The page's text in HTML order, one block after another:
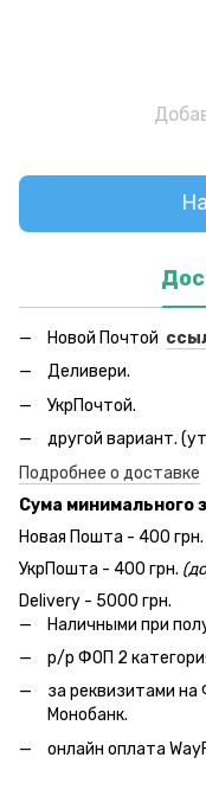
Новой Почтой
Деливери.
УкрПочтой.
другой вариант.
Подробнее о доставке
Сума минимального
Новая Пошта - 400 грн.
УкрПошта - 400 грн.
Delivery - 5000 грн.
Наличными при
р/р ФОП 2
за реквизитами
Монобанк.
онлайн оплата